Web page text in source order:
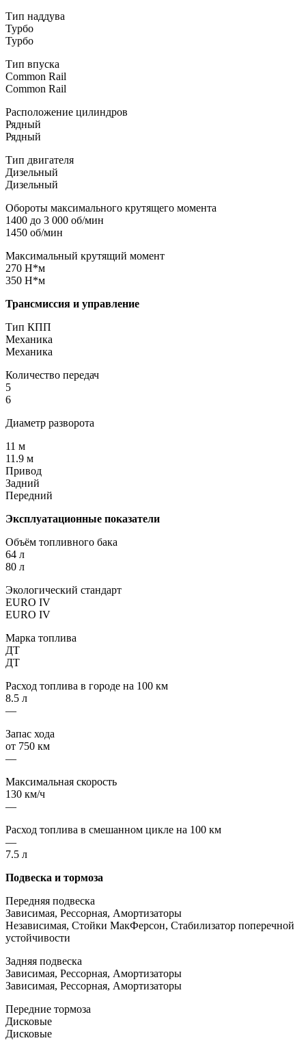
Тип наддува
Турбо
Турбо
Тип впуска
Common Rail
Common Rail
Расположение цилиндров
Рядный
Рядный
Тип двигателя
Дизельный
Дизельный
Обороты максимального крутящего момента
1400 до 3 000 об/мин
1450 об/мин
Максимальный крутящий момент
270 Н*м
350 Н*м
Трансмиссия и управление
Тип КПП
Механика
Механика
Количество передач
5
6
Диаметр разворота
11 м
11.9 м
Привод
Задний
Передний
Эксплуатационные показатели
Объём топливного бака
64 л
80 л
Экологический стандарт
EURO IV
EURO IV
Марка топлива
ДТ
ДТ
Расход топлива в городе на 100 км
8.5 л
—
Запас хода
от 750 км
—
Максимальная скорость
130 км/ч
—
Расход топлива в смешанном цикле на 100 км
—
7.5 л
Подвеска и тормоза
Передняя подвеска
Зависимая, Рессорная, Амортизаторы
Независимая, Стойки МакФерсон, Стабилизатор поперечной
устойчивости
Задняя подвеска
Зависимая, Рессорная, Амортизаторы
Зависимая, Рессорная, Амортизаторы
Передние тормоза
Дисковые
Дисковые